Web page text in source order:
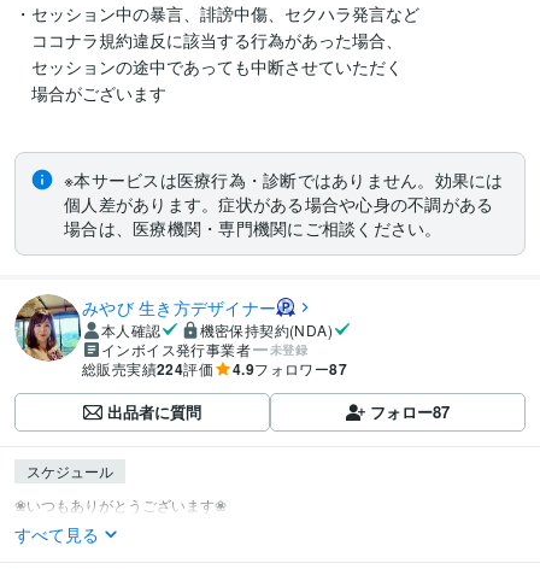
・セッション中の暴言、誹謗中傷、セクハラ発言など
ココナラ規約違反に該当する行為があった場合、
セッションの途中であっても中断させていただく
場合がございます
※本サービスは医療行為・診断ではありません。効果には
個人差があります。症状がある場合や心身の不調がある
場合は、医療機関・専門機関にご相談ください。
みやび 生き方デザイナー
本人確認
機密保持契約(NDA)
インボイス発行事業者
未登録
総販売実績224評価 4.9フォロワー87
出品者に質問 フォロー87
スケジュール
すべて見る